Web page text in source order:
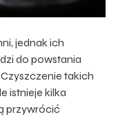
jednak ich
do powstania
takich
istnieje kilka
przywrócić